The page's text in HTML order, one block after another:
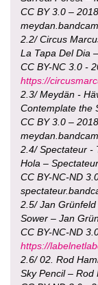
CC BY 3.0 – 2018
2.2/ Circus
La Tapa Del Dia
CC BY-NC 3.0 -
https://
2.3/ Meydän -
Contemplate the
CC BY 3.0 – 2018
2.4/ Spectateur -
Hola – Spectateur
CC BY-NC-ND
2.5/ Jan
Sower – Jan
CC BY-NC-ND
https://
2.6/ 02. Rod
Sky Pencil – Rod